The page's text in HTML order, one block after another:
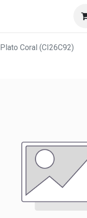
Contáctenos
Plato Coral (CI26C92)